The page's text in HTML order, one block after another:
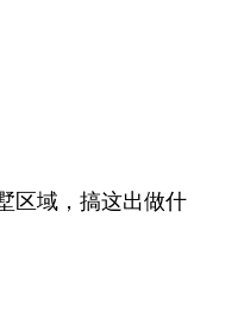
区域，搞这出做什